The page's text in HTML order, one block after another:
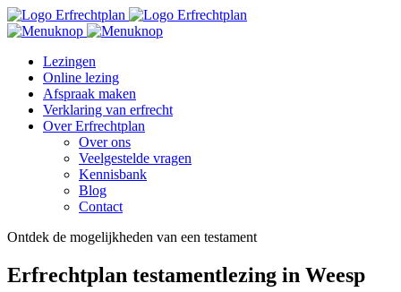
Lezingen
Online lezing
Afspraak maken
Verklaring van erfrecht
Over Erfrechtplan
Over ons
Veelgestelde vragen
Kennisbank
Blog
Contact
Ontdek de mogelijkheden van een testament
Erfrechtplan testamentlezing in Weesp